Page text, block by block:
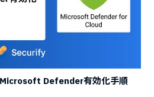
Defender有効化手順